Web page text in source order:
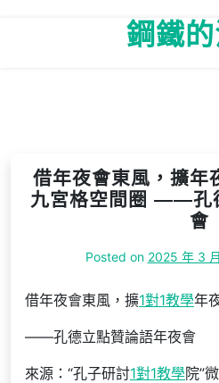
鋼鐵
借年夜會東風，擴年
九宮格空間圈 ——孔
會
Posted on 2025 年 3
借年夜會東風，擴1對1教學年
——孔德立點贊論語年夜會
來源：“孔子研討1對1教學院”